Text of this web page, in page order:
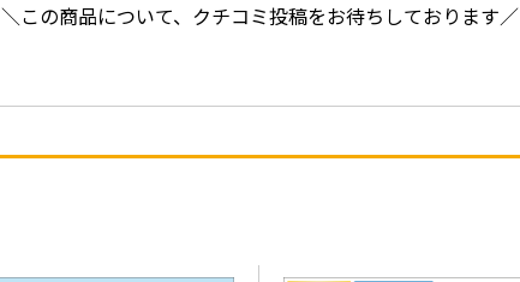
＼この商品について、クチコミ投稿をお待ちしております／